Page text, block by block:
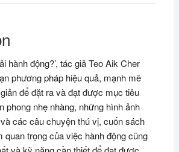
hành động?’, tác giả Teo Aik Cher
phương pháp hiệu quả, mạnh mẽ
để đặt ra và đạt được mục tiêu
phong nhẹ nhàng, những hình ảnh
các câu chuyện thú vị, cuốn sách
quan trọng của việc hành động cũng